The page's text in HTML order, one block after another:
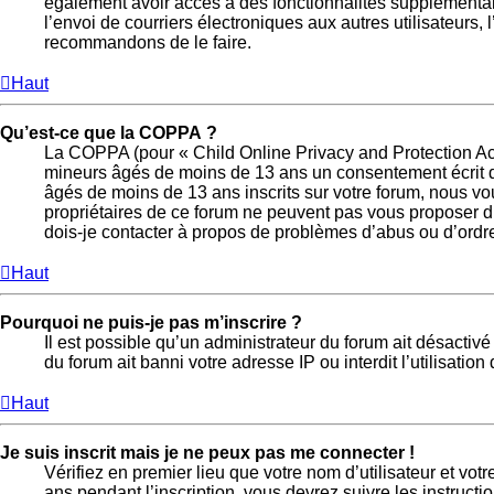
l’envoi de courriers électroniques aux autres utilisateurs,
recommandons de le faire.
Haut
Qu’est-ce que la COPPA ?
La COPPA (pour « Child Online Privacy and Protection
mineurs âgés de moins de 13 ans un consentement
âgés de moins de 13 ans inscrits sur votre forum, nous
propriétaires de ce forum ne peuvent pas vous proposer
dois-je contacter à propos de problèmes d’abus ou
Haut
Pourquoi ne puis-je pas m’inscrire ?
Il est possible qu’un administrateur du forum ait
du forum ait banni votre adresse IP ou interdit
Haut
Je suis inscrit mais je ne peux pas me connecter !
Vérifiez en premier lieu que votre nom d’utilisateur et